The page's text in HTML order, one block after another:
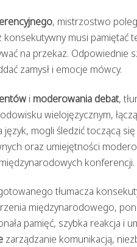
, mistrzostwo
konsekutywny musi
na przekaz. Odpowiednie
zamysł i emocje mówcy.
i moderowania debat,
wielojęzycznym,
język, mogli śledzić toczącą
oraz umiejętności
konferencji.
tłumacza
międzynarodowego,
pamięć, szybka reakcja i
zarządzanie komunikacją,